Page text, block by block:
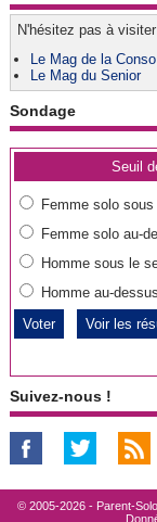
N'hésitez pas à
Le Mag de la Conso
Le Mag du Senior
Sondage
Seuil
Femme solo
Femme solo au-
Homme sous le
Homme au-
Voir les
Suivez-nous !
© 2005-2026 - Parent-